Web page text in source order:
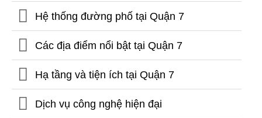
Hệ thống đường phố tại Quận 7
Các địa điểm nổi bật tại Quận 7
Hạ tầng và tiện ích tại Quận 7
Dịch vụ công nghệ hiện đại